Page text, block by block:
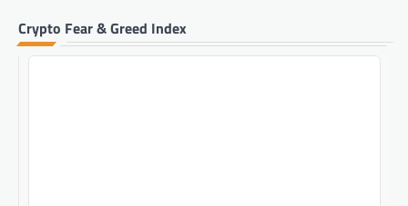
Crypto Fear & Greed Index